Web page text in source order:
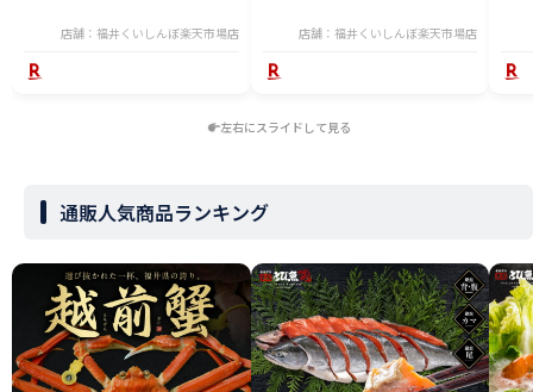
フンウニ 塩雲丹 酒の肴 酒の
答 自宅用にも
店舗：福井くいしんぼ楽天市場店
御歳暮 御中元、御年始、御年
康
店舗：福井くいしんぼ楽天市場店
と
左右にスライドして見る
通販人気商品ランキング